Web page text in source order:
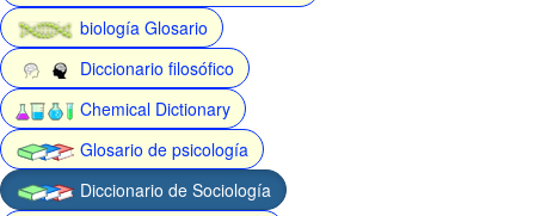
biología Glosario
Diccionario filosófico
Chemical Dictionary
Glosario de psicología
Diccionario de Sociología